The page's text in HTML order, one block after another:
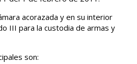
acorazada y en su interior
III para la custodia de armas y
son: